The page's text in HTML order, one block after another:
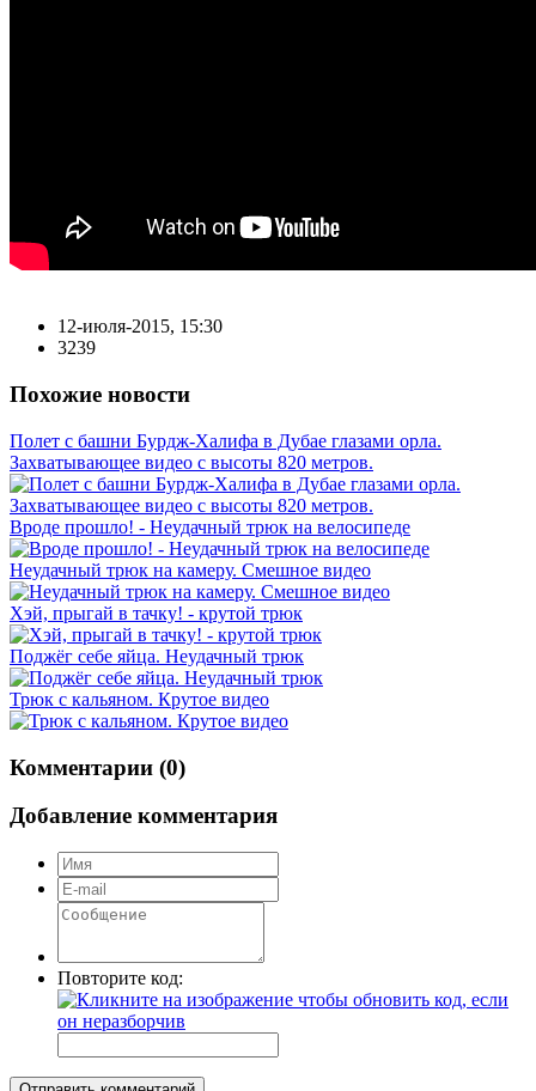
12-июля-2015, 15:30
3239
Похожие новости
Полет с башни Бурдж-Халифа в Дубае глазами орла.
Захватывающее видео с высоты 820 метров.
Вроде прошло! - Неудачный трюк на велосипеде
Неудачный трюк на камеру. Смешное видео
Хэй, прыгай в тачку! - крутой трюк
Поджёг себе яйца. Неудачный трюк
Трюк с кальяном. Крутое видео
Комментарии (0)
Добавление комментария
Повторите код: